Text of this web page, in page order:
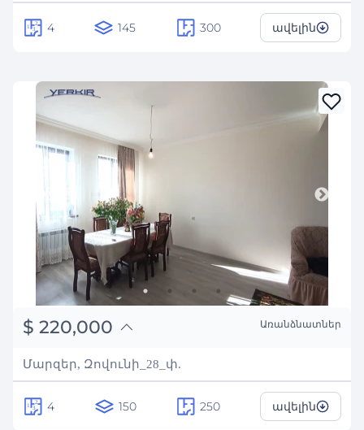
4 145 300 ավելին
$ 220,000
֏ 85,800,000
₽ 19,907,193
Առանձնատներ
Մարզեր, Զովունի_28_փ.
4 150 250 ավելին